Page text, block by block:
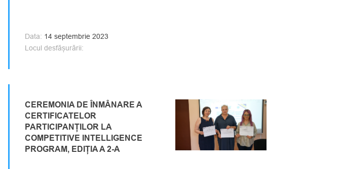
Data: 14 septembrie 2023
Locul desfășurării:
CEREMONIA DE ÎNMÂNARE A
CERTIFICATELOR
PARTICIPANȚILOR LA
COMPETITIVE INTELLIGENCE
PROGRAM, EDIȚIA A 2-A